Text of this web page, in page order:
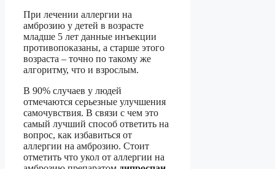
При лечении аллергии на
амброзию у детей в возрасте
младше 5 лет данные инъекции
противопоказаны, а старше этого
возраста – точно по такому же
алгоритму, что и взрослым.
В 90% случаев у людей
отмечаются серьезные улучшения
самочувствия. В связи с чем это
самый лучший способ ответить на
вопрос, как избавиться от
аллергии на амброзию. Стоит
отметить что укол от аллергии на